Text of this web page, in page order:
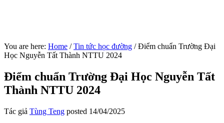
You are here: Home / Tin tức học đường /Điểm chuẩn Trường Đại
Học Nguyễn Tất Thành NTTU 2024
Điểm chuẩn Trường Đại Học Nguyễn Tất
Thành NTTU 2024
Tác giả Tùng Teng posted 14/04/2025